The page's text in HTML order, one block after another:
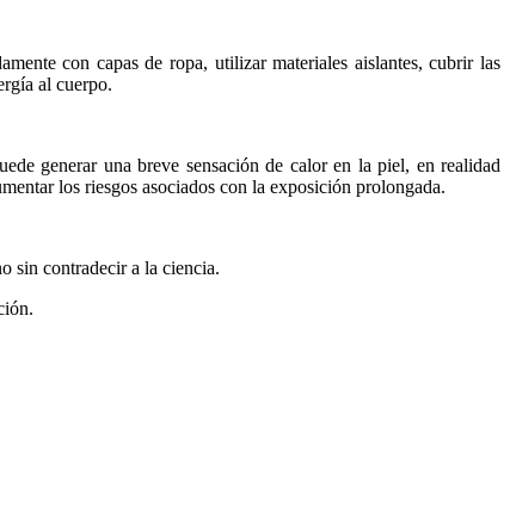
con capas de ropa, utilizar materiales aislantes, cubrir las
al cuerpo.
generar una breve sensación de calor en la piel, en realidad
los riesgos asociados con la exposición prolongada.
sin contradecir a la ciencia.